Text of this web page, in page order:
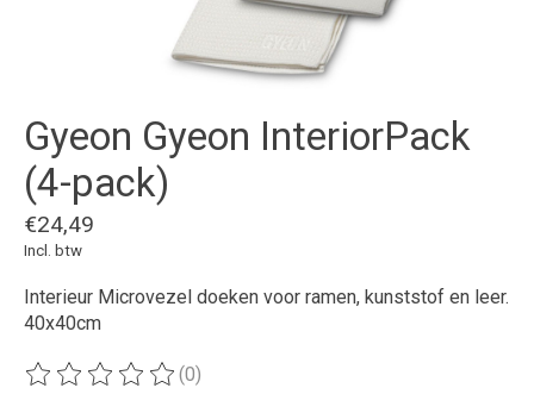
Gyeon Gyeon InteriorPack
(4-pack)
€24,49
Incl. btw
Interieur Microvezel doeken voor ramen, kunststof en leer.
40x40cm
De beoordeling van dit product is
(0)